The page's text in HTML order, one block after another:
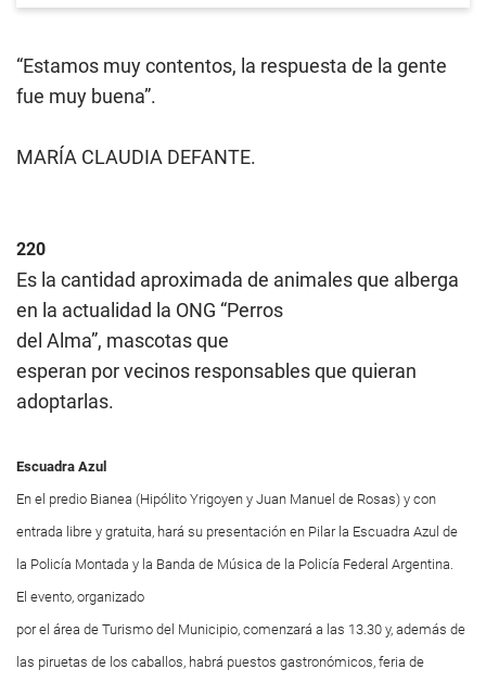
“Estamos muy contentos, la respuesta de la gente
fue muy buena”.
MARÍA CLAUDIA DEFANTE.
220
Es la cantidad aproximada de animales que alberga
en la actualidad la ONG “Perros
del Alma”, mascotas que
esperan por vecinos responsables que quieran
adoptarlas.
Escuadra Azul
En el predio Bianea (Hipólito Yrigoyen y Juan Manuel de Rosas) y con
entrada libre y gratuita, hará su presentación en Pilar la Escuadra Azul de
la Policía Montada y la Banda de Música de la Policía Federal Argentina.
El evento, organizado
por el área de Turismo del Municipio, comenzará a las 13.30 y, además de
las piruetas de los caballos, habrá puestos gastronómicos, feria de